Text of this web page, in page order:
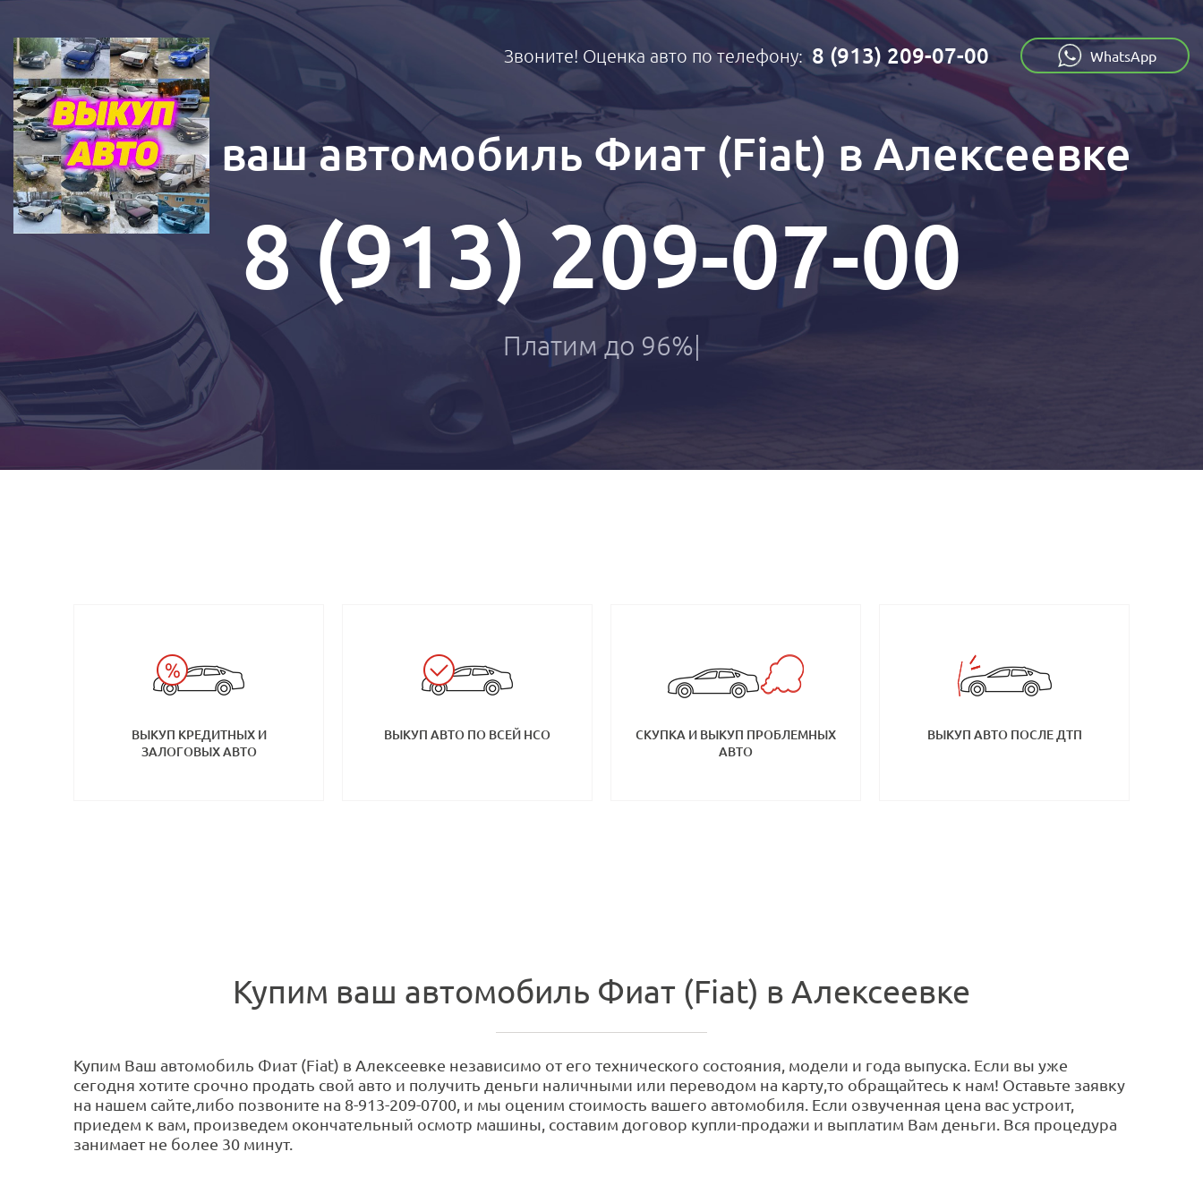
Звоните! Оценка авто по телефону: 8 (913) 209-07-00 WhatsApp
Купим ваш автомобиль Фиат (Fiat) в Алексеевке
8 (913) 209-07-00
Пла
ВЫКУП КРЕДИТНЫХ И
ЗАЛОГОВЫХ АВТО
ВЫКУП АВТО ПО ВСЕЙ НСО
СКУПКА И ВЫКУП ПРОБЛЕМНЫХ
АВТО
ВЫКУП АВТО ПОСЛЕ ДТП
Купим ваш автомобиль Фиат (Fiat) в Алексеевке
Купим Ваш автомобиль Фиат (Fiat) в Алексеевке независимо от его технического состояния, модели и года выпуска. Если вы уже
сегодня хотите срочно продать свой авто и получить деньги наличными или переводом на карту,то обращайтесь к нам! Оставьте заявку
на нашем сайте,либо позвоните на 8-913-209-0700, и мы оценим стоимость вашего автомобиля. Если озвученная цена вас устроит,
приедем к вам, произведем окончательный осмотр машины, составим договор купли-продажи и выплатим Вам деньги. Вся процедура
занимает не более 30 минут.